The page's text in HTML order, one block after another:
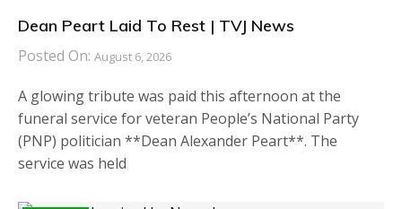
Dean Peart Laid To Rest | TVJ News
Posted On: August 6, 2026
A glowing tribute was paid this afternoon at the
funeral service for veteran People’s National Party
(PNP) politician **Dean Alexander Peart**. The
service was held